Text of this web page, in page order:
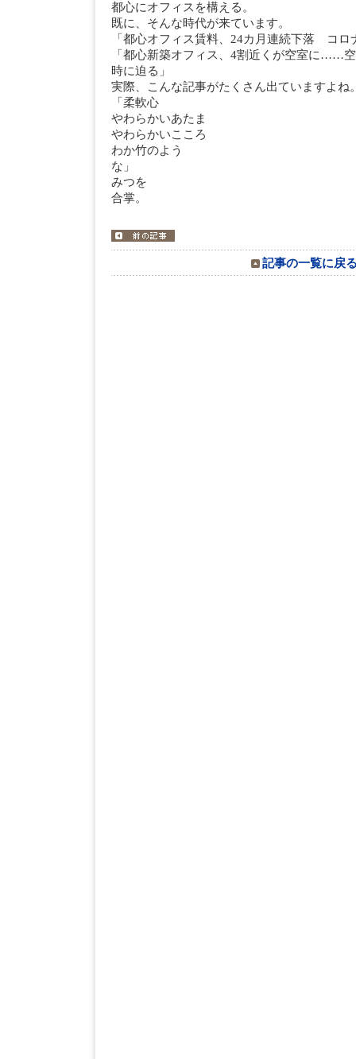
都心にオフィスを構える。
既に、そんな時代が来ています。
「都心オフィス賃料、24カ月連続下落 コロ
「都心新築オフィス、4割近くが空室に……
時に迫る」
実際、こんな記事がたくさん出ていますよね
「柔軟心
やわらかいあたま
やわらかいこころ
わか竹のよう
な
みつを
合掌。
記事の一覧に戻